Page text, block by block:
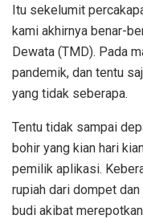
Itu sekelumit
kami akhirnya benar-
Dewata (TMD). Pada
pandemik, dan tentu
yang tidak seberapa.
Tentu tidak sampai
bohir yang kian hari
pemilik aplikasi.
rupiah dari dompet
budi akibat